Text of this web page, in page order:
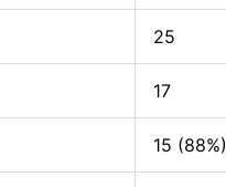
25
17
15 (88%)